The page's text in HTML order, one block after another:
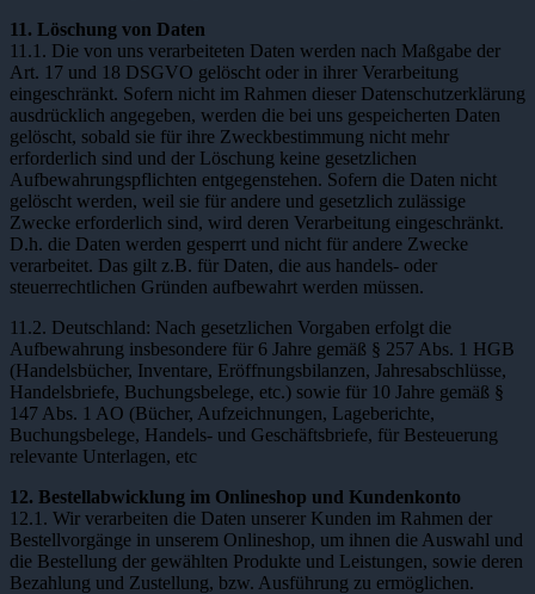
11. Löschung von Daten
11.1. Die von uns verarbeiteten Daten werden nach Maßgabe der
Art. 17 und 18 DSGVO gelöscht oder in ihrer Verarbeitung
eingeschränkt. Sofern nicht im Rahmen dieser Datenschutzerklärung
ausdrücklich angegeben, werden die bei uns gespeicherten Daten
gelöscht, sobald sie für ihre Zweckbestimmung nicht mehr
erforderlich sind und der Löschung keine gesetzlichen
Aufbewahrungspflichten entgegenstehen. Sofern die Daten nicht
gelöscht werden, weil sie für andere und gesetzlich zulässige
Zwecke erforderlich sind, wird deren Verarbeitung eingeschränkt.
D.h. die Daten werden gesperrt und nicht für andere Zwecke
verarbeitet. Das gilt z.B. für Daten, die aus handels- oder
steuerrechtlichen Gründen aufbewahrt werden müssen.
11.2. Deutschland: Nach gesetzlichen Vorgaben erfolgt die
Aufbewahrung insbesondere für 6 Jahre gemäß § 257 Abs. 1 HGB
(Handelsbücher, Inventare, Eröffnungsbilanzen, Jahresabschlüsse,
Handelsbriefe, Buchungsbelege, etc.) sowie für 10 Jahre gemäß §
147 Abs. 1 AO (Bücher, Aufzeichnungen, Lageberichte,
Buchungsbelege, Handels- und Geschäftsbriefe, für Besteuerung
relevante Unterlagen, etc
12. Bestellabwicklung im Onlineshop und Kundenkonto
12.1. Wir verarbeiten die Daten unserer Kunden im Rahmen der
Bestellvorgänge in unserem Onlineshop, um ihnen die Auswahl und
die Bestellung der gewählten Produkte und Leistungen, sowie deren
Bezahlung und Zustellung, bzw. Ausführung zu ermöglichen.